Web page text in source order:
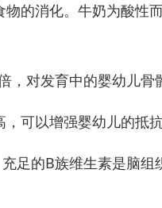
的消化。牛奶为酸性
，对发育中的婴幼儿骨
可以增强婴幼儿的抵抗
足的B族维生素是脑